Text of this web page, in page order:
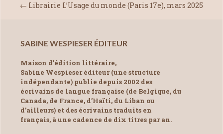
← Librairie L’Usage du monde (Paris 17e), mars 2025
SABINE WESPIESER ÉDITEUR
Maison d’édition littéraire,
Sabine Wespieser éditeur (une structure
indépendante) publie depuis 2002 des
écrivains de langue française (de Belgique, du
Canada, de France, d’Haïti, du Liban ou
d’ailleurs) et des écrivains traduits en
français, à une cadence de dix titres par an.